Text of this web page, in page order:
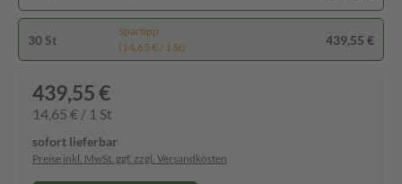
30 St
Spartipp
(14,65 € / 1 St)
439,55 €
439,55 €
14,65 € / 1 St
sofort lieferbar
Preise inkl. MwSt. ggf. zzgl. Versandkosten